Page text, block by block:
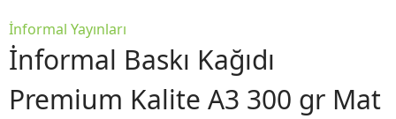
İnformal Yayınları
İnformal Baskı Kağıdı
Premium Kalite A3 300 gr Mat